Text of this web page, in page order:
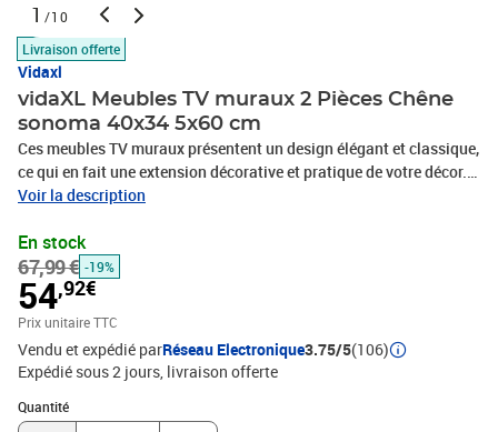
1 /10
Livraison offerte
Vidaxl
vidaXL Meubles TV muraux 2 Pièces Chêne
sonoma 40x34 5x60 cm
Ces meubles TV muraux présentent un design élégant et classique,
ce qui en fait une extension décorative et pratique de votre décor.
Matériau pratique : le bois d'ingénierie est d'une qualité
résistance, stabilité et résistance à l'humidité.Grand espace de
rangement : le meuble TV a deux compartiments, offrant un grand
espace de rangement pour vous permettre d'organiser des articles
comme un lecteur multimédia, des magazines et d'autres
choses.Fonction de montage au mur : le meuble TV ne prend pas
de place au sol. Vous pouvez l'accrocher au mur
facilement.Armoire multifonctionnelle : le dessus robuste de
l'armoire multimédia est idéal pour exposer des objets décoratifs,
Voir la description
En stock
67,99 € -19%
54,92€
Prix unitaire TTC
Vendu et expédié parRéseau Electronique3.75/5(106)
Expédié sous 2 jours livraison offerte
Quantité
Quantité : 1